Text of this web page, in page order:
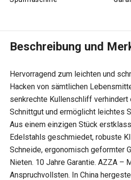
Beschreibung und
Hervorragend zum leichten und
Hacken von sämtlichen
senkrechte Kullenschliff verhindert
Schnittgut und ermöglicht leichtes
Aus einem einzigen Stück
Edelstahls geschmiedet, robuste
Schneide, ergonomisch geformter
Nieten. 10 Jahre Garantie. AZZA –
Anspruchvollsten. In China